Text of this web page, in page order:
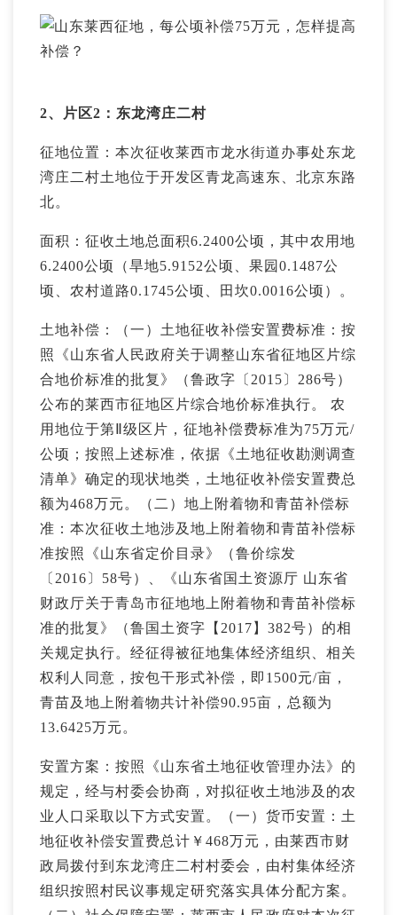
2、片区2：东龙湾庄二村
征地位置：本次征收莱西市龙水街道办事处东龙
湾庄二村土地位于开发区青龙高速东、北京东路
北。
面积：征收土地总面积6.2400公顷，其中农用地
6.2400公顷（旱地5.9152公顷、果园0.1487公
顷、农村道路0.1745公顷、田坎0.0016公顷）。
土地补偿：（一）土地征收补偿安置费标准：按
照《山东省人民政府关于调整山东省征地区片综
合地价标准的批复》（鲁政字〔2015〕286号）
公布的莱西市征地区片综合地价标准执行。 农
用地位于第Ⅱ级区片，征地补偿费标准为75万元/
公顷；按照上述标准，依据《土地征收勘测调查
清单》确定的现状地类，土地征收补偿安置费总
额为468万元。（二）地上附着物和青苗补偿标
准：本次征收土地涉及地上附着物和青苗补偿标
准按照《山东省定价目录》（鲁价综发
〔2016〕58号）、《山东省国土资源厅 山东省
财政厅关于青岛市征地地上附着物和青苗补偿标
准的批复》（鲁国土资字【2017】382号）的相
关规定执行。经征得被征地集体经济组织、相关
权利人同意，按包干形式补偿，即1500元/亩，
青苗及地上附着物共计补偿90.95亩，总额为
13.6425万元。
安置方案：按照《山东省土地征收管理办法》的
规定，经与村委会协商，对拟征收土地涉及的农
业人口采取以下方式安置。（一）货币安置：土
地征收补偿安置费总计￥468万元，由莱西市财
政局拨付到东龙湾庄二村村委会，由村集体经济
组织按照村民议事规定研究落实具体分配方案。